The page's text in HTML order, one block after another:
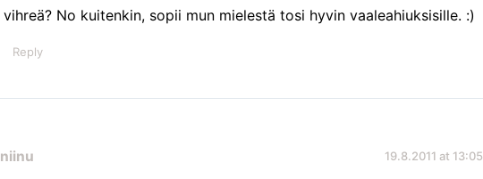
vihreä? No kuitenkin, sopii mun mielestä tosi hyvin vaaleahiuksisille. :)
Reply
niinu 19.8.2011 at 13:05